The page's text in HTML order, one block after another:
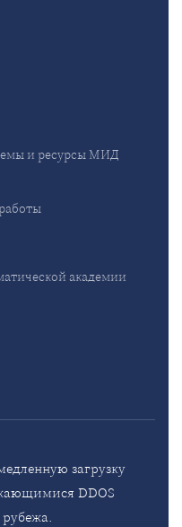
и ресурсы МИД
академии
загрузку
DDOS